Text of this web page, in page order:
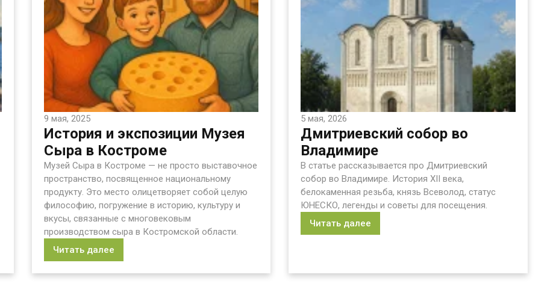
9 мая, 2025
История и экспозиции Музея
Сыра в Костроме
Музей Сыра в Костроме — не просто выставочное
пространство, посвященное национальному
продукту. Это место олицетворяет собой целую
философию, погружение в историю, культуру и
вкусы, связанные с многовековым
производством сыра в Костромской области.
Читать далее
5 мая, 2026
Дмитриевский собор во
Владимире
В статье рассказывается про Дмитриевский
собор во Владимире. История XII века,
белокаменная резьба, князь Всеволод, статус
ЮНЕСКО, легенды и советы для посещения.
Читать далее